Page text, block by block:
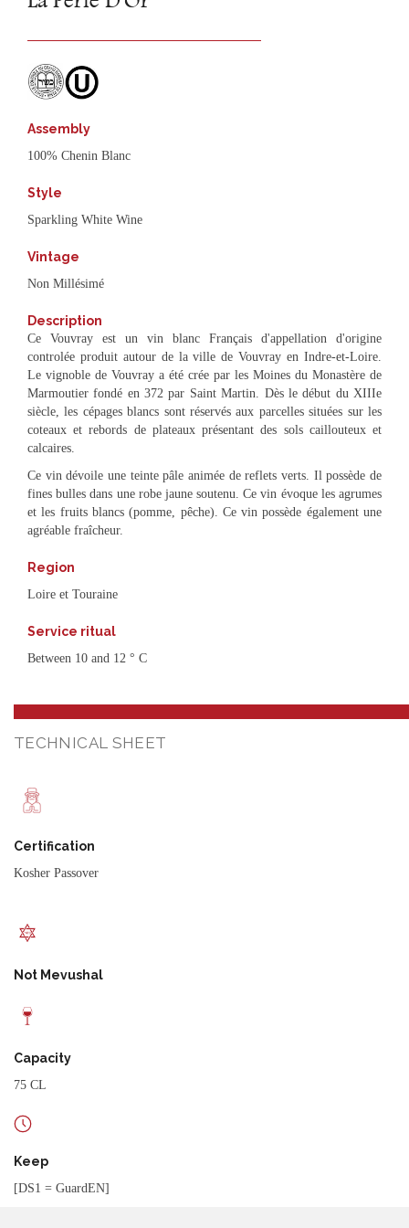
Assembly
100% Chenin Blanc
Style
Sparkling White Wine
Vintage
Non Millésimé
Description
Ce Vouvray est un vin blanc Français d'appellation d'origine
controlée produit autour de la ville de Vouvray en Indre-et-Loire.
Le vignoble de Vouvray a été crée par les Moines du Monastère de
Marmoutier fondé en 372 par Saint Martin. Dès le début du XIIIe
siècle, les cépages blancs sont réservés aux parcelles situées sur les
coteaux et rebords de plateaux présentant des sols caillouteux et
calcaires.
Ce vin dévoile une teinte pâle animée de reflets verts. Il possède de
fines bulles dans une robe jaune soutenu. Ce vin évoque les agrumes
et les fruits blancs (pomme, pêche). Ce vin possède également une
agréable fraîcheur.
Region
Loire et Touraine
Service ritual
Between 10 and 12 ° C
TECHNICAL SHEET
Certification
Kosher Passover
Not Mevushal
Capacity
75 CL
Keep
[DS1 = GuardEN]